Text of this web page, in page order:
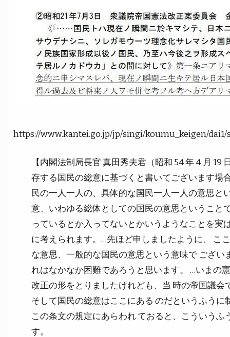
https://www.kantei.go.jp/jp/singi/koumu_keigen/
【内閣法制局長官 真田秀夫君（昭和 54 年４月
存する国民の総意に基づくと書いてございます場
民の一人一人の、具体的な国民一人一人の意思と
意、いわゆる総体としての国民の意思ということ
っているとか入ってないとかいうようなことを実
に考えられます。…先ほど申しましたように、 こ
な意思、一般的な国民の意思という意味で ござ
れはなかなか困難であろうと思います。 …いまの
改正の形をとりましたけれども、当 時の帝国議
そして国民の総意はここにある のだというふう
この条文の規定にあらわれ ておると、こういう
す。